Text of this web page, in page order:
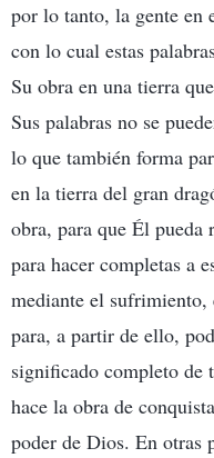
por lo tanto, la gente en
con lo cual estas
Su obra en una tierra
Sus palabras no se
lo que también forma
en la tierra del gran
obra, para que Él pueda
para hacer completas a
mediante el sufrimiento,
para, a partir de ello,
significado completo de
hace la obra de
poder de Dios. En otras